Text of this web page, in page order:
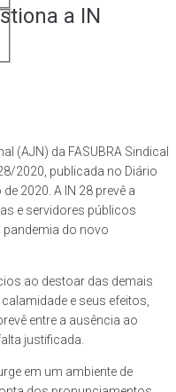
a IN
(AJN) da FASUBRA Sindical
2020, publicada no Diário
2020. A IN 28 prevê a
e servidores públicos
pandemia do novo
ao destoar das demais
e seus efeitos,
entre a ausência ao
justificada.
em um ambiente de